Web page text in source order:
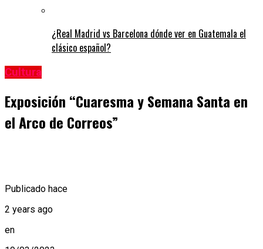
¿Real Madrid vs Barcelona dónde ver en Guatemala el
clásico español?
Cultura
Exposición “Cuaresma y Semana Santa en
el Arco de Correos”
Publicado hace
2 years ago
en